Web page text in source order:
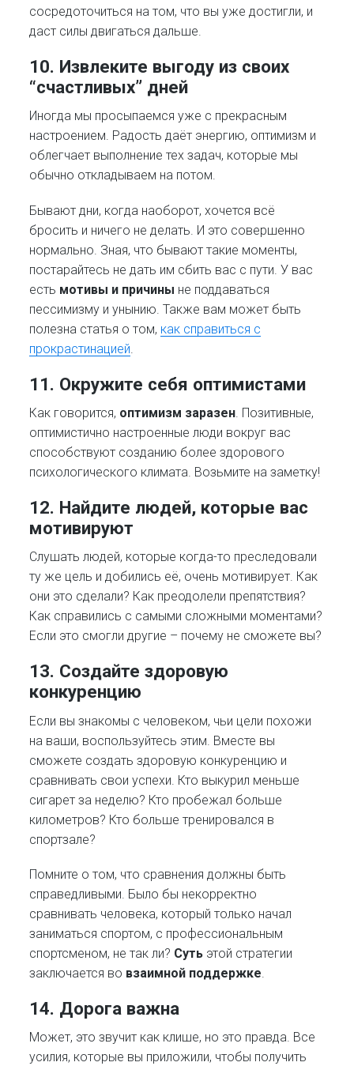
сосредоточиться на том, что вы уже достигли, и
даст силы двигаться дальше.
10. Извлеките выгоду из своих
“счастливых” дней
Иногда мы просыпаемся уже с прекрасным
настроением. Радость даёт энергию, оптимизм и
облегчает выполнение тех задач, которые мы
обычно откладываем на потом.
Бывают дни, когда наоборот, хочется всё
бросить и ничего не делать. И это совершенно
нормально. Зная, что бывают такие моменты,
постарайтесь не дать им сбить вас с пути. У вас
есть мотивы и причины не поддаваться
пессимизму и унынию. Также вам может быть
полезна статья о том, как справиться с
прокрастинацией
11. Окружите себя оптимистами
Как говорится, оптимизм заразен. Позитивные,
оптимистично настроенные люди вокруг вас
способствуют созданию более здорового
психологического климата. Возьмите на заметку!
12. Найдите людей, которые вас
мотивируют
Слушать людей, которые когда-то преследовали
ту же цель и добились её, очень мотивирует. Как
они это сделали? Как преодолели препятствия?
Как справились с самыми сложными моментами?
Если это смогли другие – почему не сможете вы?
13. Создайте здоровую
конкуренцию
Если вы знакомы с человеком, чьи цели похожи
на ваши, воспользуйтесь этим. Вместе вы
сможете создать здоровую конкуренцию и
сравнивать свои успехи. Кто выкурил меньше
сигарет за неделю? Кто пробежал больше
километров? Кто больше тренировался в
спортзале?
Помните о том, что сравнения должны быть
справедливыми. Было бы некорректно
сравнивать человека, который только начал
заниматься спортом, с профессиональным
спортсменом, не так ли? Суть этой стратегии
заключается во взаимной поддержке.
14. Дорога важна
Может, это звучит как клише, но это правда. Все
усилия, которые вы приложили, чтобы получить